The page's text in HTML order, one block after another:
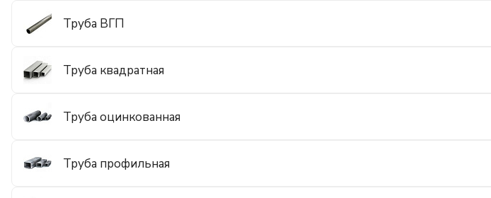
Труба ВГП
Труба квадратная
Труба оцинкованная
Труба профильная